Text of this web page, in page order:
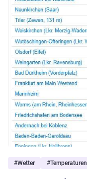
#Wetter #Temperaturen